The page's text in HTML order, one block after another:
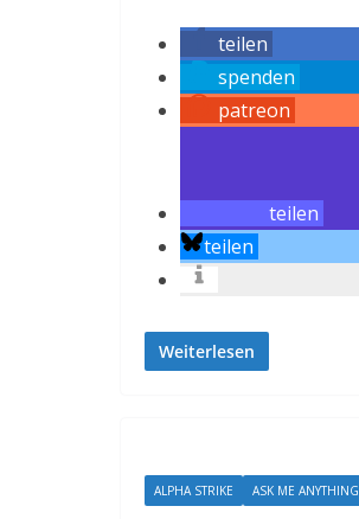
teilen
spenden
patreon
teilen
teilen
Weiterlesen
ALPHA STRIKE ASK ME ANYTHING